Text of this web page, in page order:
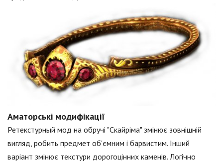
Аматорські модифікації
Ретекстурный мод на обручі "Скайріма" змінює зовнішній
вигляд, робить предмет об'ємним і барвистим. Інший
варіант змінює текстури дорогоцінних каменів. Логічно